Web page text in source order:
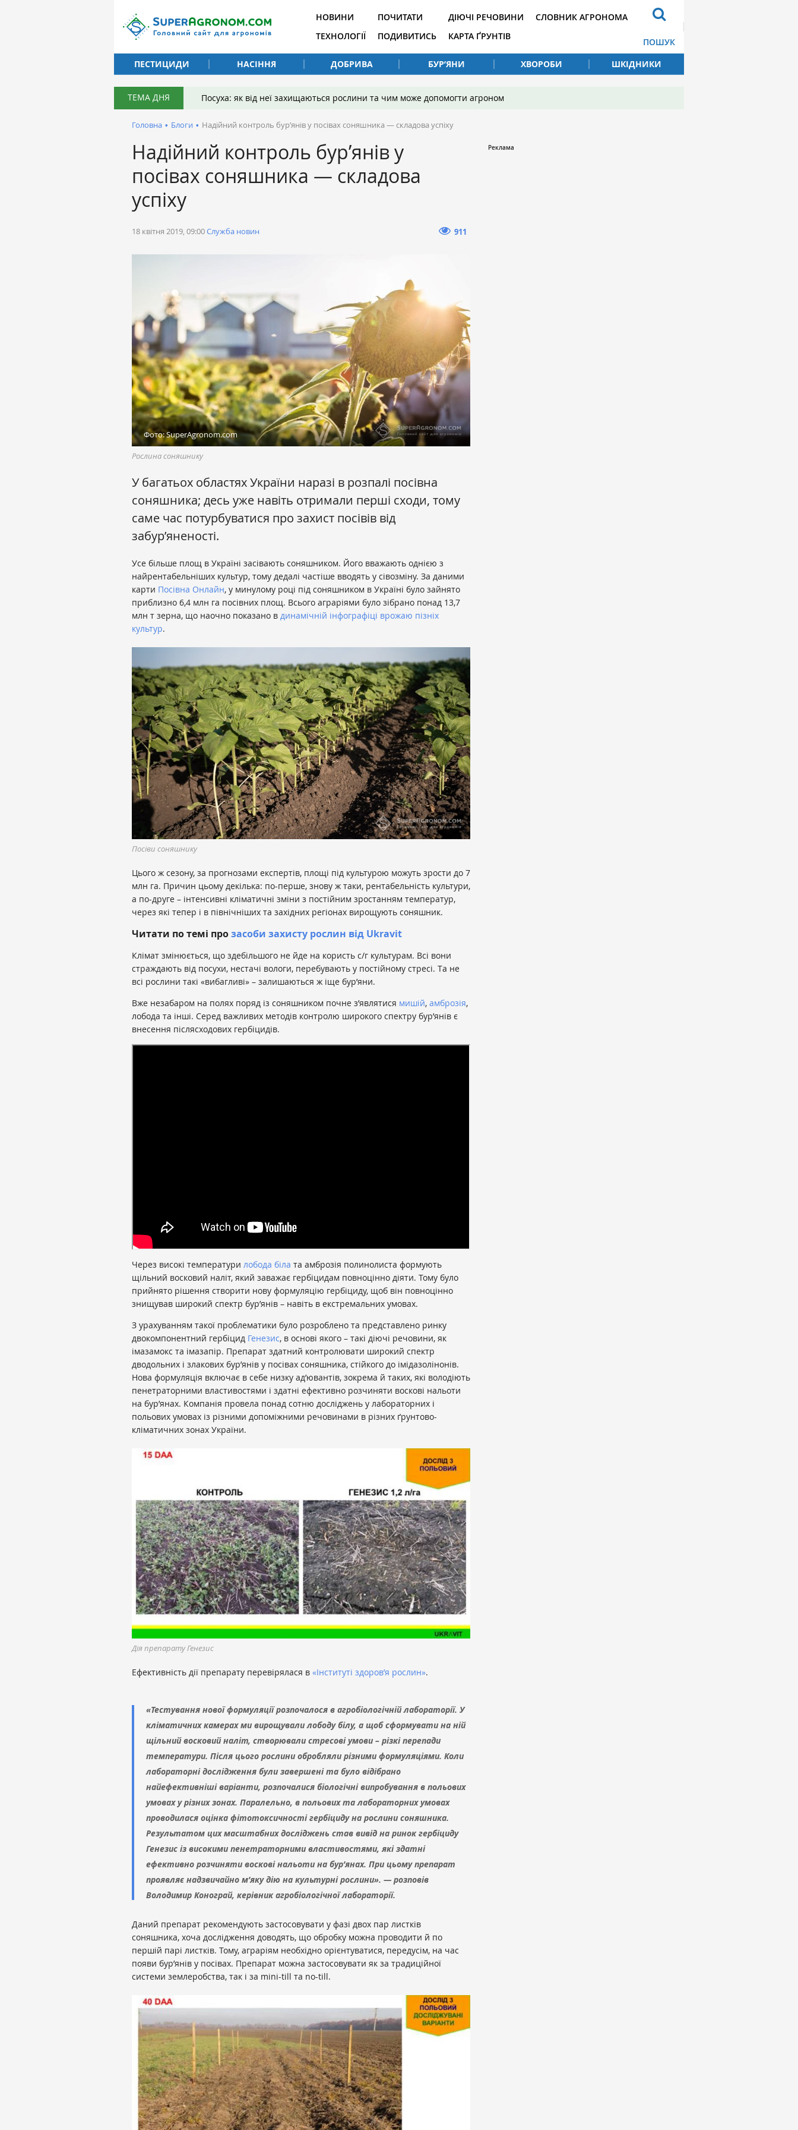
НОВИНИ
ТЕХНОЛОГІЇ
ПОЧИТАТИ
ПОДИВИТИСЬ
ДІЮЧІ РЕЧОВИНИ
КАРТА ҐРУНТІВ
СЛОВНИК АГРОНОМА
ПОШУК
ПЕСТИЦИДИ
НАСІННЯ ДОБРИВА БУР’ЯНИ ХВОРОБИ ШКІДНИКИ
ТЕМА ДНЯ Посуха: як від неї захищаються рослини та чим може допомогти агроном
Головна • Блоги • Надійний контроль бур’янів у посівах соняшника — складова успіху
Надійний контроль бур’янів у
посівах соняшника — складова
успіху
18 квітня 2019, 09:00Служба новин 911
Фото: SuperAgronom.com
Рослина соняшнику
У багатьох областях України наразі в розпалі посівна
соняшника; десь уже навіть отримали перші сходи, тому
саме час потурбуватися про захист посівів від
забур’яненості.
Усе більше площ в Україні засівають соняшником. Його вважають однією з
найрентабельніших культур, тому дедалі частіше вводять у сівозміну. За даними
карти Посівна Онлайн, у минулому році під соняшником в Україні було зайнято
приблизно 6,4 млн га посівних площ. Всього аграріями було зібрано понад 13,7
млн т зерна, що наочно показано в динамічній інфографіці врожаю пізніх
культур.
Посіви соняшнику
Цього ж сезону, за прогнозами експертів, площі під культурою можуть зрости до 7
млн га. Причин цьому декілька: по-перше, знову ж таки, рентабельність культури,
а по-друге – інтенсивні кліматичні зміни з постійним зростанням температур,
через які тепер і в північніших та західних регіонах вирощують соняшник.
Читати по темі прозасоби захисту рослин від Ukravit
Клімат змінюється, що здебільшого не йде на користь с/г культурам. Всі вони
страждають від посухи, нестачі вологи, перебувають у постійному стресі. Та не
всі рослини такі «вибагливі» – залишаються ж іще бур’яни.
Вже незабаром на полях поряд із соняшником почне з’являтися мишій, амброзія,
лобода та інші. Серед важливих методів контролю широкого спектру бур’янів є
внесення післясходових гербіцидів.
Через високі температури лобода біла та амброзія полинолиста формують
щільний восковий наліт, який заважає гербіцидам повноцінно діяти. Тому було
прийнято рішення створити нову формуляцію гербіциду, щоб він повноцінно
знищував широкий спектр бур’янів – навіть в екстремальних умовах.
З урахуванням такої проблематики було розроблено та представлено ринку
двокомпонентний гербіцид Генезис, в основі якого – такі діючі речовини, як
імазамокс та імазапір. Препарат здатний контролювати широкий спектр
дводольних і злакових бур’янів у посівах соняшника, стійкого до імідазолінонів.
Нова формуляція включає в себе низку ад’ювантів, зокрема й таких, які володіють
пенетраторними властивостями і здатні ефективно розчиняти воскові нальоти
на бур’янах. Компанія провела понад сотню досліджень у лабораторних і
польових умовах із різними допоміжними речовинами в різних ґрунтово-
кліматичних зонах України.
Дія препарату Генезис
Ефективність дії препарату перевірялася в «Інституті здоров’я рослин».
«Тестування нової формуляції розпочалося в агробіологічній лабораторії. У
кліматичних камерах ми вирощували лободу білу, а щоб сформувати на ній
щільний восковий наліт, створювали стресові умови – різкі перепади
температури. Після цього рослини обробляли різними формуляціями. Коли
лабораторні дослідження були завершені та було відібрано
найефективніші варіанти, розпочалися біологічні випробування в польових
умовах у різних зонах. Паралельно, в польових та лабораторних умовах
проводилася оцінка фітотоксичності гербіциду на рослини соняшника.
Результатом цих масштабних досліджень став вивід на ринок гербіциду
Генезис із високими пенетраторними властивостями, які здатні
ефективно розчиняти воскові нальоти на бур’янах. При цьому препарат
проявляє надзвичайно м’яку дію на культурні рослини». — розповів
Володимир Конограй, керівник агробіологічної лабораторії.
Даний препарат рекомендують застосовувати у фазі двох пар листків
соняшника, хоча дослідження доводять, що обробку можна проводити й по
першій парі листків. Тому, аграріям необхідно орієнтуватися, передусім, на час
появи бур’янів у посівах. Препарат можна застосовувати як за традиційної
системи землеробства, так і за mini-till та no-till.